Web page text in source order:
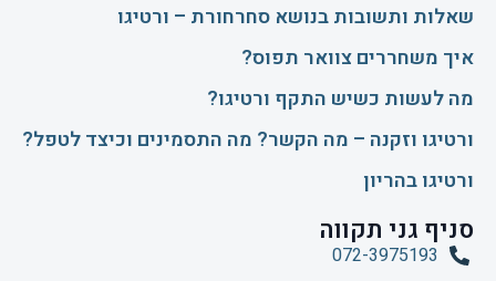
שאלות ותשובות בנושא סחרחורת – ורטיגו
איך משחררים צוואר תפוס?
​מה לעשות כשיש התקף ורטיגו?
ורטיגו וזקנה – מה הקשר? מה התסמינים וכיצד לטפל?
ורטיגו בהריון
סניף גני תקווה
072-3975193